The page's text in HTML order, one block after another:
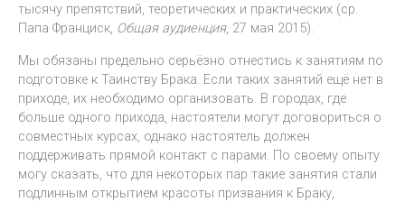
тысячу препятствий, теоретических и практических (ср.
Папа Франциск, Общая аудиенция, 27 мая 2015).
Мы обязаны предельно серьёзно отнестись к занятиям по
подготовке к Таинству Брака. Если таких занятий ещё нет в
приходе, их необходимо организовать. В городах, где
больше одного прихода, настоятели могут договориться о
совместных курсах, однако настоятель должен
поддерживать прямой контакт с парами. По своему опыту
могу сказать, что для некоторых пар такие занятия стали
подлинным открытием красоты призвания к Браку,